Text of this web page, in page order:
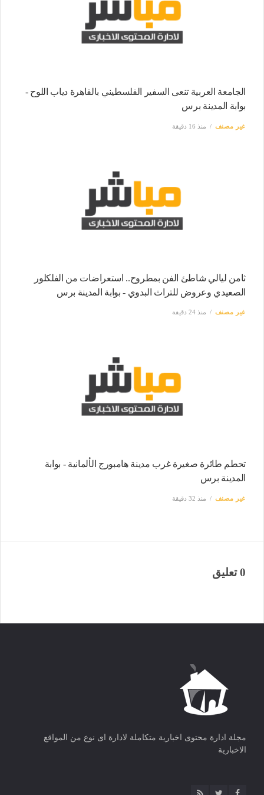
الجامعة العربية تنعى السفير الفلسطيني بالقاهرة دياب اللوح -
بوابة المدينة برس
غير مصنف منذ 16 دقيقة
ثامن ليالي شاطئ الفن بمطروح.. استعراضات من الفلكلور
الصعيدي وعروض للتراث البدوي - بوابة المدينة برس
غير مصنف منذ 24 دقيقة
تحطم طائرة صغيرة غرب مدينة هامبورج الألمانية - بوابة
المدينة برس
غير مصنف منذ 32 دقيقة
0 تعليق
مجلة ادارة محتوى اخبارية متكاملة لادارة اى نوع من المواقع
الاخبارية